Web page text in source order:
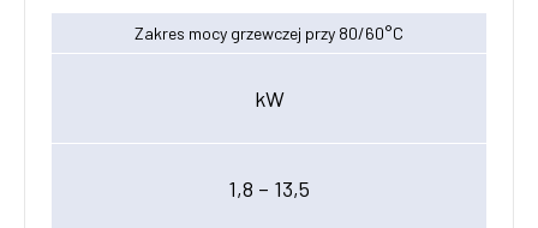
Zakres mocy grzewczej przy 80/60°C
kW
1,8 – 13,5